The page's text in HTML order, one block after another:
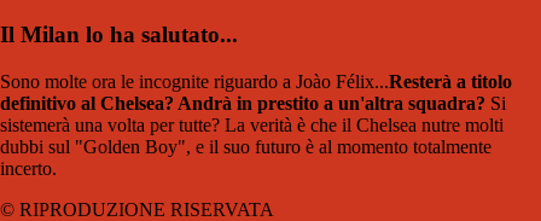
Il Milan lo ha salutato...
Sono molte ora le incognite riguardo a Joào Félix...Resterà a titolo
definitivo al Chelsea? Andrà in prestito a un'altra squadra? Si
sistemerà una volta per tutte? La verità è che il Chelsea nutre molti
dubbi sul "Golden Boy", e il suo futuro è al momento totalmente
incerto.
© RIPRODUZIONE RISERVATA